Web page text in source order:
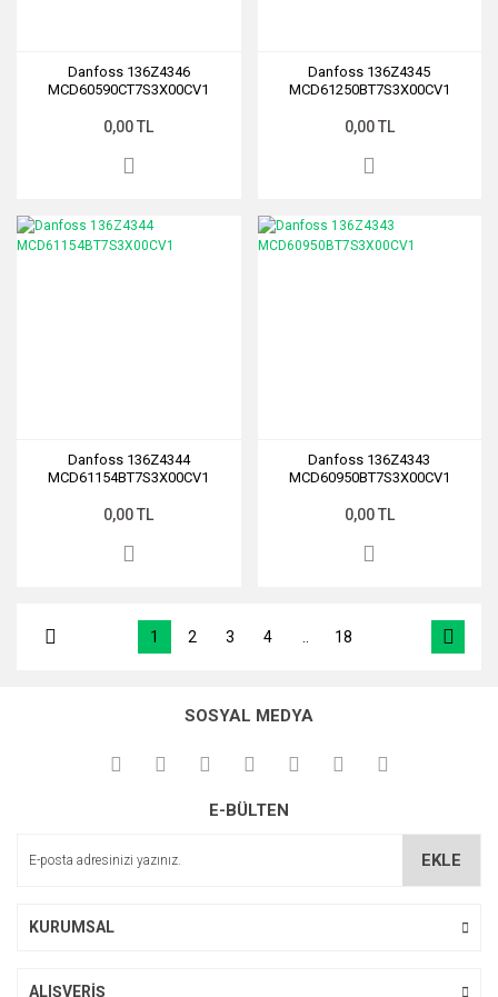
Danfoss 136Z4346
MCD60590CT7S3X00CV1
0,00 TL
Danfoss 136Z4345
MCD61250BT7S3X00CV1
0,00 TL
Danfoss 136Z4344
MCD61154BT7S3X00CV1
0,00 TL
Danfoss 136Z4343
MCD60950BT7S3X00CV1
0,00 TL
1 2 3 4 18
SOSYAL MEDYA
E-BÜLTEN
EKLE
KURUMSAL
ALIŞVERİŞ